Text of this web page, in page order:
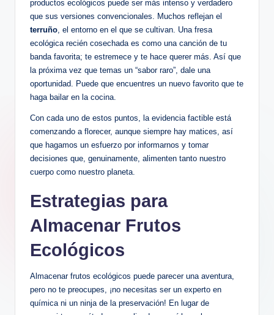
productos ecológicos puede ser más intenso y verdadero
que sus versiones convencionales. Muchos reflejan el
terruño , el entorno en el que se cultivan. Una fresa
ecológica recién cosechada es como una canción de tu
banda favorita; te estremece y te hace querer más. Así que
la próxima vez que temas un “sabor raro”, dale una
oportunidad. Puede que encuentres un nuevo favorito que te
haga bailar en la cocina.
Con cada uno de estos puntos, la evidencia factible está
comenzando a florecer, aunque siempre hay matices, así
que hagamos un esfuerzo por informarnos y tomar
decisiones que, genuinamente, alimenten tanto nuestro
cuerpo como nuestro planeta.
Estrategias para
Almacenar Frutos
Ecológicos
Almacenar frutos ecológicos puede parecer una aventura,
pero no te preocupes, ¡no necesitas ser un experto en
química ni un ninja de la preservación! En lugar de